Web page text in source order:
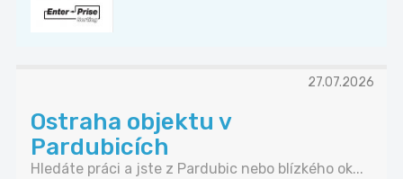
27.07.2026
Ostraha objektu v
Pardubicích
Hledáte práci a jste z Pardubic nebo blízkého ok...